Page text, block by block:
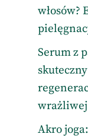
włosów?
Serum z
wrażliwej
Akro